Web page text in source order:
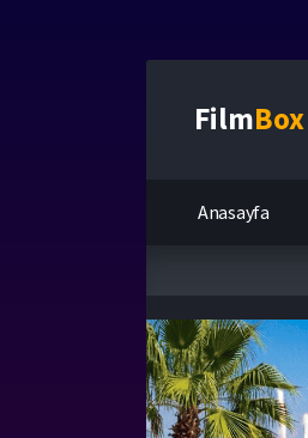
FilmBox
Anasayfa